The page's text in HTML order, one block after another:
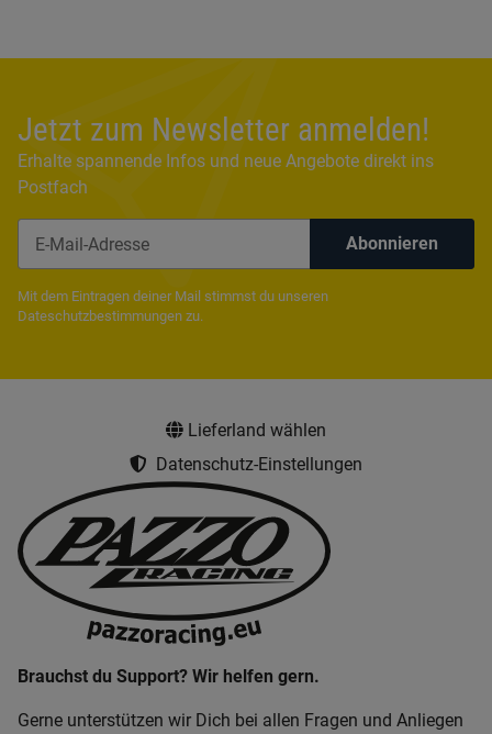
Jetzt zum Newsletter anmelden!
Erhalte spannende Infos und neue Angebote direkt ins
Postfach
Abonnieren
Mit dem Eintragen deiner Mail stimmst du unseren
Dateschutzbestimmungen zu.
Lieferland wählen
Datenschutz-Einstellungen
Brauchst du Support? Wir helfen gern.
Gerne unterstützen wir Dich bei allen Fragen und Anliegen